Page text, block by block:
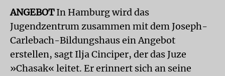
ANGEBOTIn Hamburg wird das
Jugendzentrum zusammen mit dem Joseph-
Carlebach-Bildungshaus ein Angebot
erstellen, sagt Ilja Cinciper, der das Juze
»Chasak« leitet. Er erinnert sich an seine